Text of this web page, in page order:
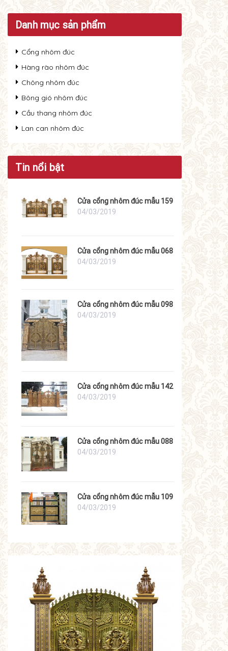
Danh mục sản phẩm
Cổng nhôm đúc
Hàng rào nhôm đúc
Chông nhôm đúc
Bông gió nhôm đúc
Cầu thang nhôm đúc
Lan can nhôm đúc
Tin nổi bật
Cửa cổng nhôm đúc mẫu 159
04/03/2019
Cửa cổng nhôm đúc mẫu 068
04/03/2019
Cửa cổng nhôm đúc mẫu 098
04/03/2019
Cửa cổng nhôm đúc mẫu 142
04/03/2019
Cửa cổng nhôm đúc mẫu 088
04/03/2019
Cửa cổng nhôm đúc mẫu 109
04/03/2019